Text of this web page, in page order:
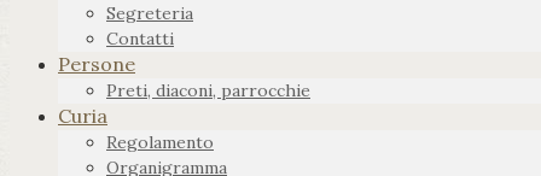
Segreteria
Contatti
Persone
Preti, diaconi, parrocchie
Curia
Regolamento
Organigramma